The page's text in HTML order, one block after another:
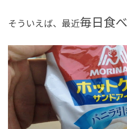
そういえば、最近毎日食